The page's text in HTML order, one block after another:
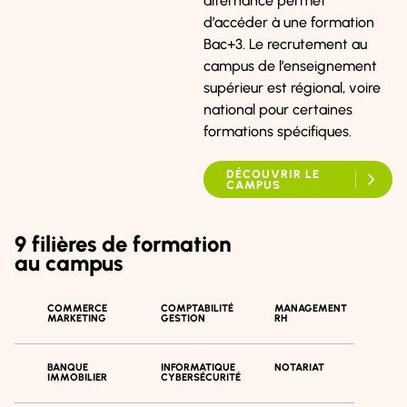
d’accéder à une formation
Bac+3. Le recrutement au
campus de l’enseignement
supérieur est régional, voire
national pour certaines
formations spécifiques.
DÉCOUVRIR LE
CAMPUS
9 filières de formation
au campus
COMMERCE
MARKETING
COMPTABILITÉ
GESTION
MANAGEMENT
RH
BANQUE
IMMOBILIER
INFORMATIQUE
CYBERSÉCURITÉ
NOTARIAT